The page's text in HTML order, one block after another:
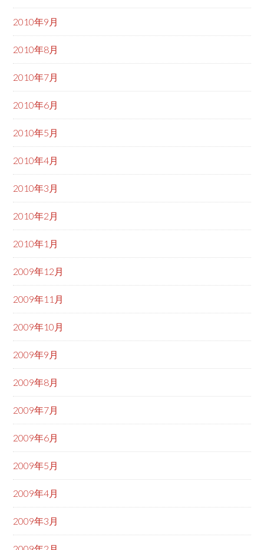
2010年9月
2010年8月
2010年7月
2010年6月
2010年5月
2010年4月
2010年3月
2010年2月
2010年1月
2009年12月
2009年11月
2009年10月
2009年9月
2009年8月
2009年7月
2009年6月
2009年5月
2009年4月
2009年3月